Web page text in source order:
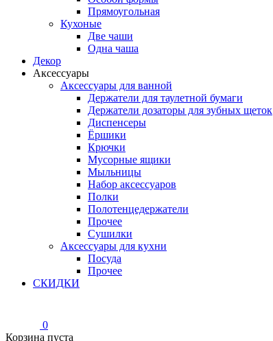
Прямоугольная
Кухоные
Две чаши
Одна чаша
Декор
Аксессуары
Аксессуары для ванной
Держатели для таулетной бумаги
Держатели дозаторы для зубных щеток
Диспенсеры
Ёршики
Крючки
Мусорные ящики
Мыльницы
Набор аксессуаров
Полки
Полотенцедержатели
Прочее
Сушилки
Аксессуары для кухни
Посуда
Прочее
СКИДКИ
0
Корзина пуста